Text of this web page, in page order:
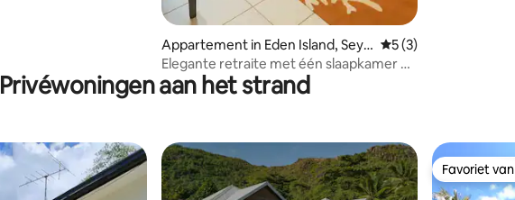
Appartement in Eden Island, Seyc
helles
Gemiddelde
5 (3)
Elegante retraite met één slaapkamer op
Eden Island
Privéwoningen aan het strand
Favoriet
Favoriet